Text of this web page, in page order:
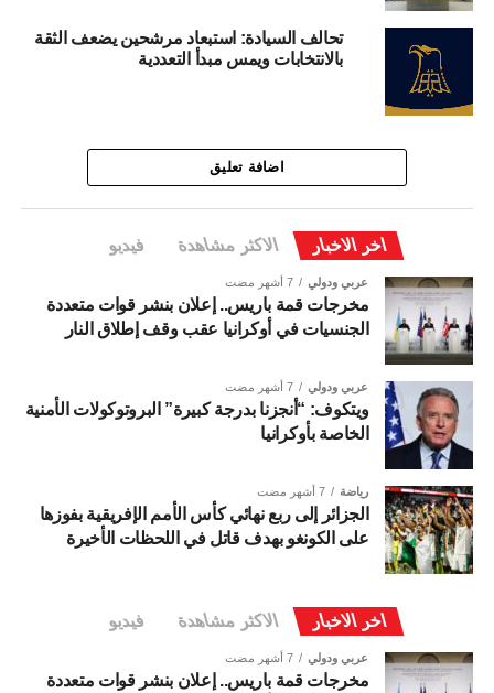
تحالف السيادة: استبعاد مرشحين يضعف الثقة
بالانتخابات ويمس مبدأ التعددية
اضافة تعليق
اخر الاخبار الاكثر مشاهدة فيديو
عربي ودولي 7 أشهر مضت
مخرجات قمة باريس.. إعلان بنشر قوات متعددة
الجنسيات في أوكرانيا عقب وقف إطلاق النار
عربي ودولي 7 أشهر مضت
ويتكوف: “أنجزنا بدرجة كبيرة” البروتوكولات الأمنية
الخاصة بأوكرانيا
رياضة 7 أشهر مضت
الجزائر إلى ربع نهائي كأس الأمم الإفريقية بفوزها
على الكونغو بهدف قاتل في اللحظات الأخيرة
اخر الاخبار الاكثر مشاهدة فيديو
عربي ودولي 7 أشهر مضت
مخرجات قمة باريس.. إعلان بنشر قوات متعددة